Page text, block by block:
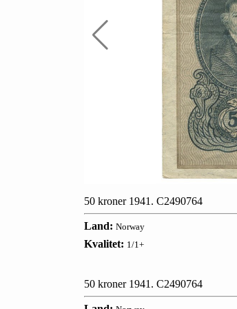
50 kroner 1941. C2490764
Land: Norway
Kvalitet: 1/1+
50 kroner 1941. C2490764